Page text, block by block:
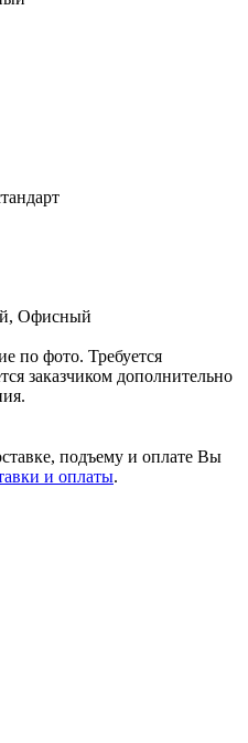
Офисный
по фото. Требуется
заказчиком дополнительно
подъему и оплате Вы
и оплаты.